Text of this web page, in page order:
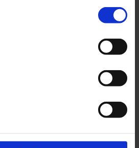
Englisch in Pasching